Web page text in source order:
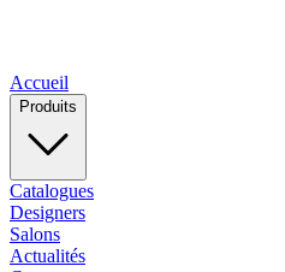
Accueil
Produits
Catalogues
Designers
Salons
Actualités